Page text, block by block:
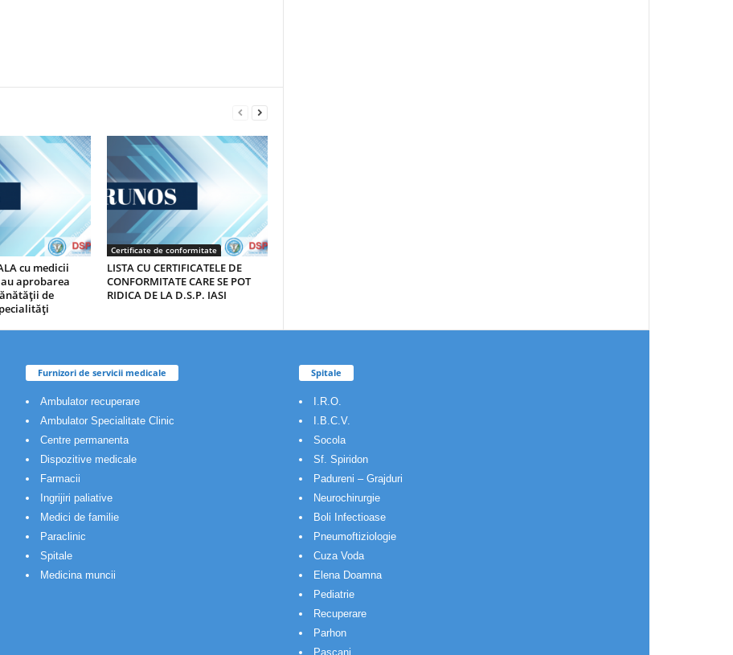
cu medicii
aprobarea
de
Certificate de conformitate
LISTA CU CERTIFICATELE DE
CONFORMITATE CARE SE POT
RIDICA DE LA D.S.P. IASI
Furnizori de servicii medicale
Ambulator recuperare
Ambulator Specialitate Clinic
Centre permanenta
Dispozitive medicale
Farmacii
Ingrijiri paliative
Medici de familie
Paraclinic
Spitale
Medicina muncii
Spitale
I.R.O.
I.B.C.V.
Socola
Sf. Spiridon
Padureni – Grajduri
Neurochirurgie
Boli Infectioase
Pneumoftiziologie
Cuza Voda
Elena Doamna
Pediatrie
Recuperare
Parhon
Pascani